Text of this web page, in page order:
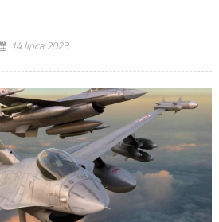
14 lipca 2023